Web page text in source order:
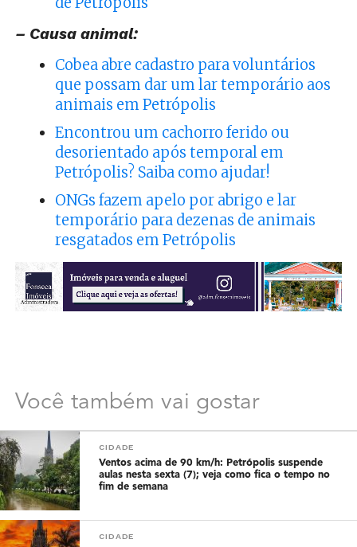
– Causa animal:
Cobea abre cadastro para voluntários
que possam dar um lar temporário aos
animais em Petrópolis
Encontrou um cachorro ferido ou
desorientado após temporal em
Petrópolis? Saiba como ajudar!
ONGs fazem apelo por abrigo e lar
temporário para dezenas de animais
resgatados em Petrópolis
Você também vai gostar
CIDADE
Ventos acima de 90 km/h: Petrópolis suspende
aulas nesta sexta (7); veja como fica o tempo no
fim de semana
CIDADE